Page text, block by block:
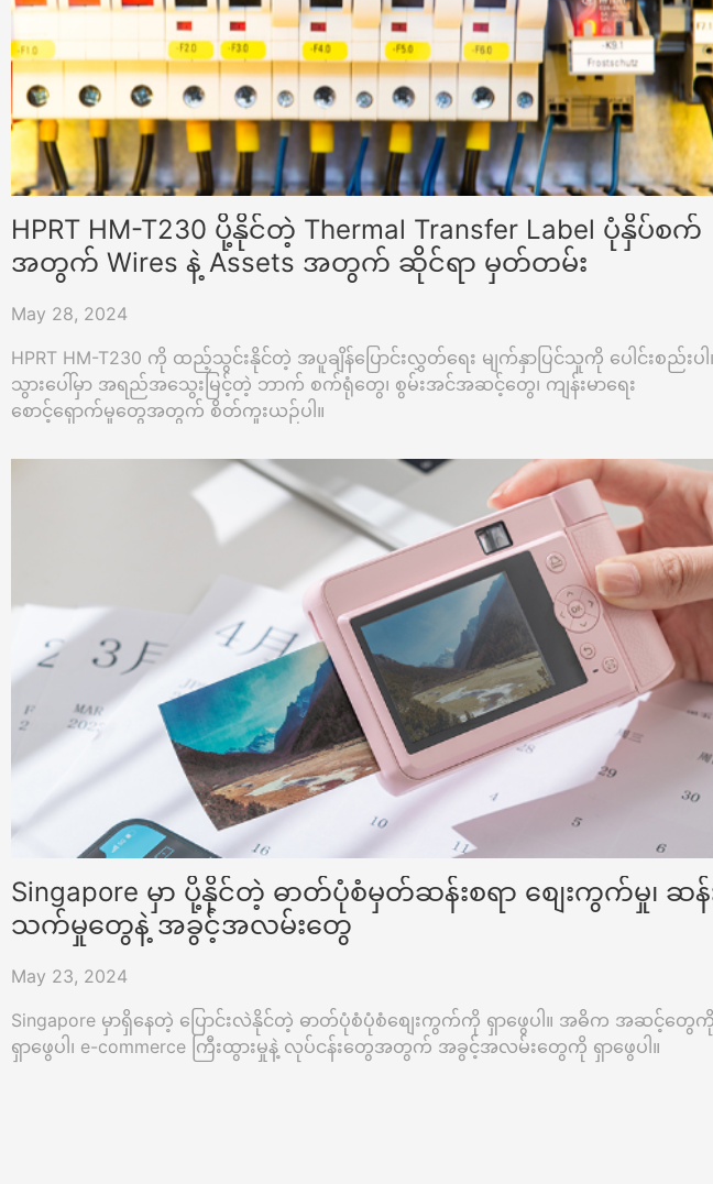
HPRT HM-T230 ပို့နိုင်တဲ့ Thermal Transfer Label ပုံနှိပ်စက်
အတွက် Wires နဲ့ Assets အတွက် ဆိုင်ရာ မှတ်တမ်း
May 28, 2024
HPRT HM-T230 ကို ထည့်သွင်းနိုင်တဲ့ အပူချိန်ပြောင်းလွှတ်ရေး မျက်နှာပြင်သူကို ပေါင်းစည်းပါ
သွားပေါ်မှာ အရည်အသွေးမြင့်တဲ့ ဘာက် စက်ရုံတွေ၊ စွမ်းအင်အဆင့်တွေ၊ ကျန်းမာရေး
စောင့်ရှောက်မှုတွေအတွက် စိတ်ကူးယဉ်ပါ။
Singapore မှာ ပို့နိုင်တဲ့ ဓာတ်ပုံစံမှတ်ဆန်းစရာ စျေးကွက်မှု၊ ဆန်
သက်မှုတွေနဲ့ အခွင့်အလမ်းတွေ
May 23, 2024
Singapore မှာရှိနေတဲ့ ပြောင်းလဲနိုင်တဲ့ ဓာတ်ပုံစံပုံစံစျေးကွက်ကို ရှာဖွေပါ။ အဓိက အဆင့်တွေကို
ရှာဖွေပါ၊ e-commerce ကြီးထွားမှုနဲ့ လုပ်ငန်းတွေအတွက် အခွင့်အလမ်းတွေကို ရှာဖွေပါ။